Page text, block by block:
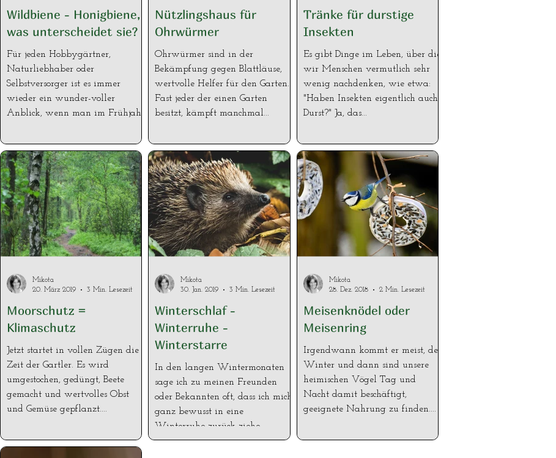
Wildbiene - Honigbiene,
was unterscheidet sie?
Für jeden Hobbygärtner,
Naturliebhaber oder
Selbstversorger ist es immer
wieder ein wunder-voller
Anblick, wenn man im Frühjahr
Nützlingshaus für
Ohrwürmer
Ohrwürmer sind in der
Bekämpfung gegen Blattläuse,
wertvolle Helfer für den Garten.
Fast jeder der einen Garten
besitzt, kämpft manchmal...
Tränke für durstige
Insekten
Es gibt Dinge im Leben, über die
wir Menschen vermutlich sehr
wenig nachdenken, wie etwa:
"Haben Insekten eigentlich auch
Durst?" Ja, das...
Moorschutz =
Klimaschutz
Jetzt startet in vollen Zügen die
Zeit der Gartler. Es wird
umgestochen, gedüngt, Beete
gemacht und wertvolles Obst
und Gemüse gepflanzt....
Mikota
20. März 2019
3 Min. Lesezeit
Winterschlaf -
Winterruhe -
Winterstarre
In den langen Wintermonaten
sage ich zu meinen Freunden
oder Bekannten oft, dass ich mich
ganz bewusst in eine
Winterruhe zurück ziehe....
Mikota
30. Jan. 2019
3 Min. Lesezeit
Meisenknödel oder
Meisenring
Irgendwann kommt er meist, der
Winter und dann sind unsere
heimischen Vögel Tag und
Nacht damit beschäftigt,
geeignete Nahrung zu finden....
Mikota
28. Dez. 2018
2 Min. Lesezeit